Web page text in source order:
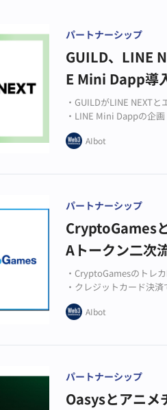
パートナーシップ
GUILD、LINE
E Mini Dapp導
・GUILDがLINE NEXT
・LINE Mini Dappの企
・Web3エコシステム拡
AIbot
パートナーシップ
CryptoGames
Aトークン二次
・CryptoGamesのトレ
・クレジットカード決
・2025年3月31日から
AIbot
パートナーシップ
Oasysとアニメ